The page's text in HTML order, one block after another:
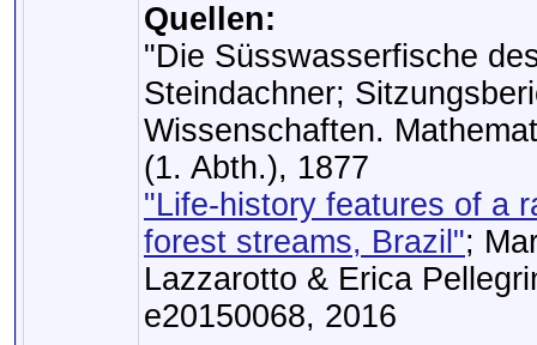
Quellen:
"Die Süsswasserfische
Steindachner;
Wissenschaften.
(1. Abth.), 1877
"Life-history features of a
forest streams, Brazil";
Lazzarotto & Erica
e20150068, 2016